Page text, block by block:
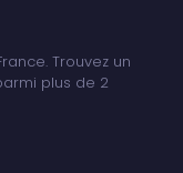
Trouvez un
plus de 2